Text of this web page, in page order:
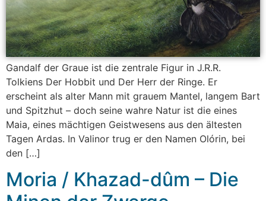
Gandalf der Graue ist die zentrale Figur in J.R.R.
Tolkiens Der Hobbit und Der Herr der Ringe. Er
erscheint als alter Mann mit grauem Mantel, langem Bart
und Spitzhut – doch seine wahre Natur ist die eines
Maia, eines mächtigen Geistwesens aus den ältesten
Tagen Ardas. In Valinor trug er den Namen Olórin, bei
den […]
Moria / Khazad-dûm – Die